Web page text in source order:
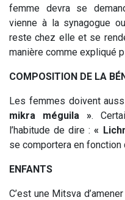
femme devra se
vienne à la synagogue
reste chez elle et se
manière comme expliqué
COMPOSITION DE LA
Les femmes doivent
mikra méguila ».
l’habitude de dire :«
se comportera en fonction
ENFANTS
C’est une Mitsva